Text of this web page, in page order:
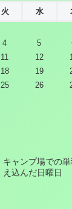
火 水
4 5
11 12
18 19
25 26
キャンプ場での
え込んだ日曜日